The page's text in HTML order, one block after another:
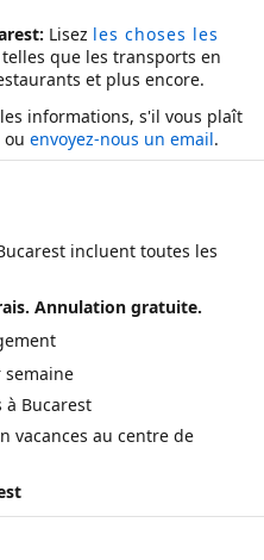
Lisez les choses les
telles que les transports en
et plus encore.
informations, s'il vous plaît
ou envoyez-nous un email.
incluent toutes les
Annulation gratuite.
à Bucarest
vacances au centre de